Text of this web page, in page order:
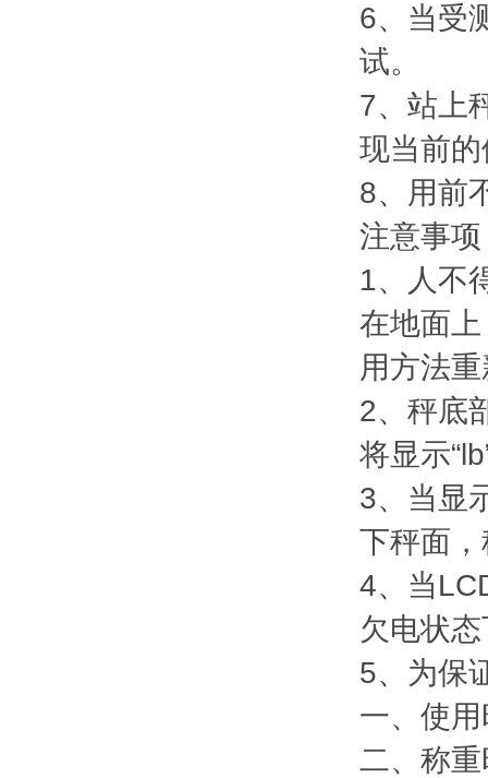
6、当受
试。
7、站上
现当前
8、用前
注意事项
1、人不
在地面
用方法
2、秤底
将显示
3、当显
下秤面
4、当
欠电状
5、为保
一、使
二、称